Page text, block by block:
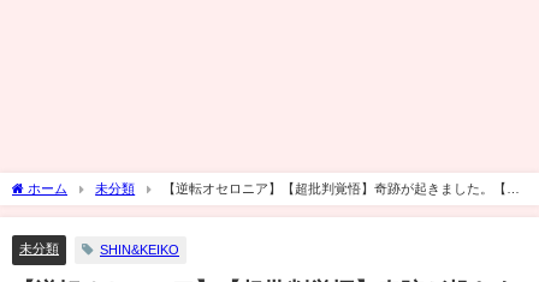
ホーム 未分類
【逆転オセロニア】【超批判覚悟】奇跡が起きました。【エ
ヴァンゲリオンコラボ】
未分類 SHIN&KEIKO